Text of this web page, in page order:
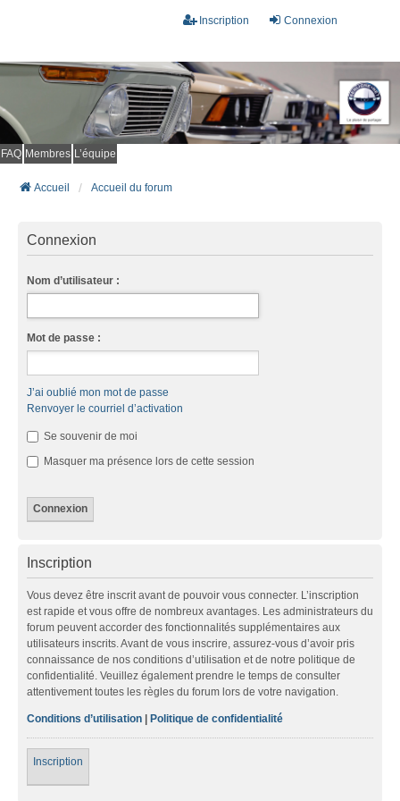
Connexion
Inscription
FAQ Membres L’équipe
Accueil Accueil du forum
Connexion
Nom d’utilisateur :
Mot de passe :
J’ai oublié mon mot de passe
Renvoyer le courriel d’activation
Se souvenir de moi
Masquer ma présence lors de cette session
Inscription
Vous devez être inscrit avant de pouvoir vous connecter. L’inscription
est rapide et vous offre de nombreux avantages. Les administrateurs du
forum peuvent accorder des fonctionnalités supplémentaires aux
utilisateurs inscrits. Avant de vous inscrire, assurez-vous d’avoir pris
connaissance de nos conditions d’utilisation et de notre politique de
confidentialité. Veuillez également prendre le temps de consulter
attentivement toutes les règles du forum lors de votre navigation.
Conditions d’utilisation | Politique de confidentialité
Inscription